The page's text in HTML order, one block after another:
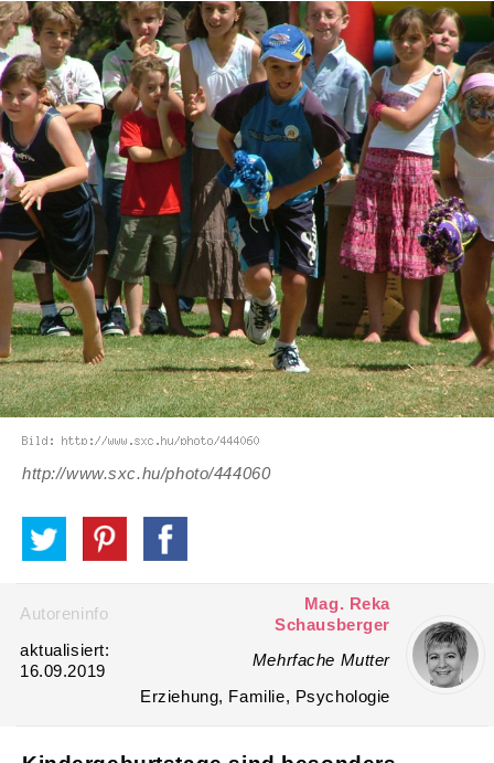
http://www.sxc.hu/photo/444060
Autoreninfo
Mag. Reka
Schausberger
aktualisiert:
16.09.2019
Mehrfache Mutter
Erziehung, Familie, Psychologie